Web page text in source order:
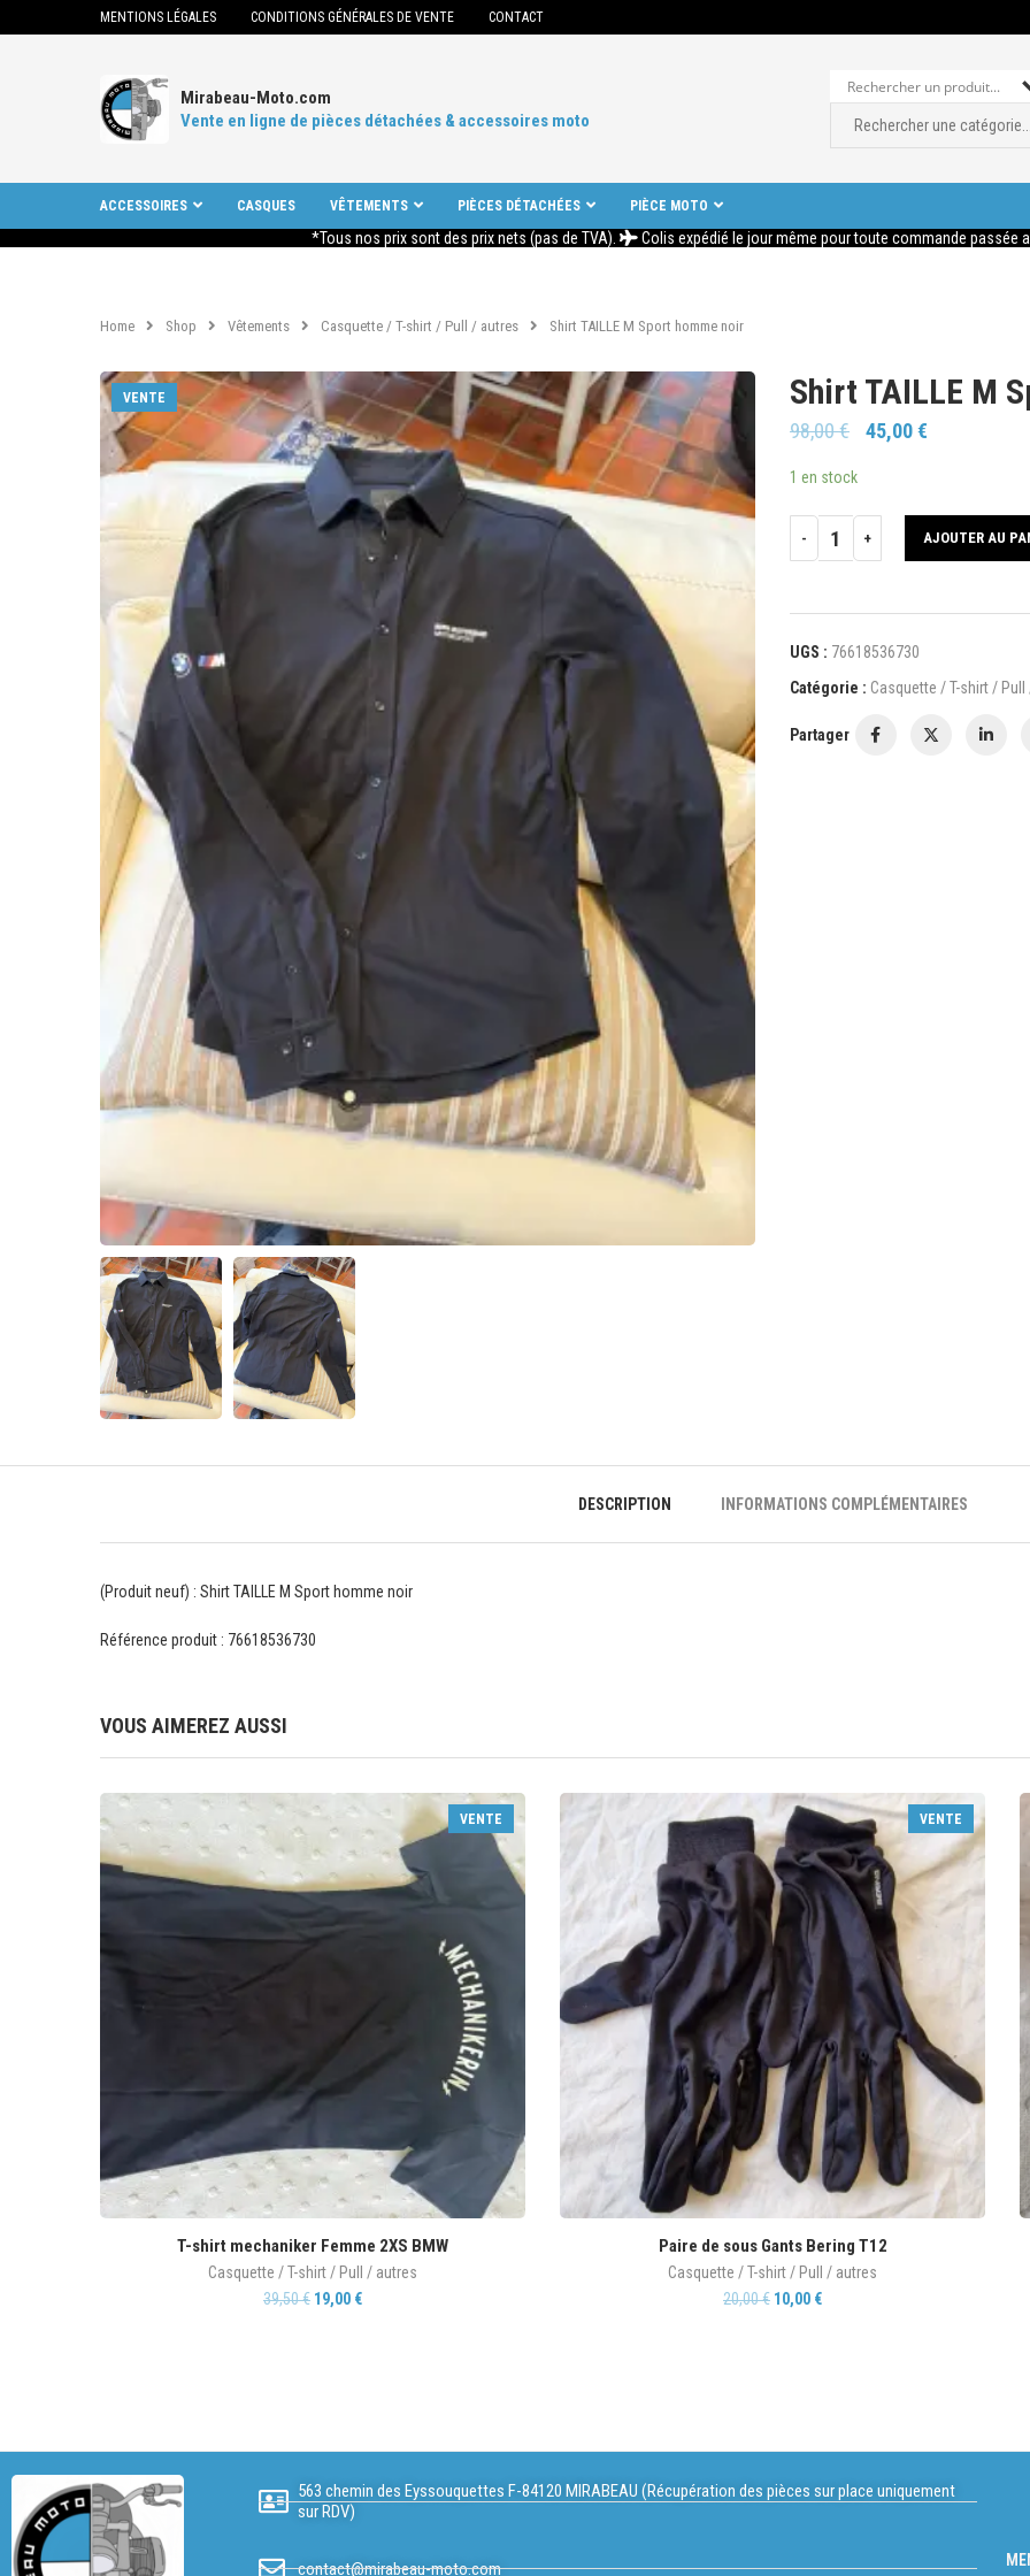
MENTIONS LÉGALES CONDITIONS GÉNÉRALES DE VENTE CONTACT
Mirabeau-Moto.com
Vente en ligne de pièces détachées & accessoires moto
ACCESSOIRES CASQUES VÊTEMENTS PIÈCES DÉTACHÉES PIÈCE MOTO
*Tous nos prix sont des prix nets (pas de TVA). Colis expédié le jour même pour toute commande passée
Home Shop Vêtements Casquette / T-shirt / Pull / autres Shirt TAILLE M Sport homme noir
VENTE Shirt TAILLE M
98,00€ 45,00€
1 en stock
AJOUTER AU
UGS : 76618536730
Catégorie : Casquette / T-shirt / Pull
Partager
DESCRIPTION INFORMATIONS COMPLÉMENTAIRES
(Produit neuf) : Shirt TAILLE M Sport homme noir
Référence produit : 76618536730
VOUS AIMEREZ AUSSI
VENTE
T-shirt mechaniker Femme 2XS BMW
Casquette / T-shirt / Pull / autres
39,50€ 19,00 €
VENTE
Paire de sous Gants Bering T12
Casquette / T-shirt / Pull / autres
20,00€ 10,00 €
563 chemin des Eyssouquettes F-84120 MIRABEAU (Récupération des pièces sur place uniquement
sur RDV)
contact@mirabeau-moto.com